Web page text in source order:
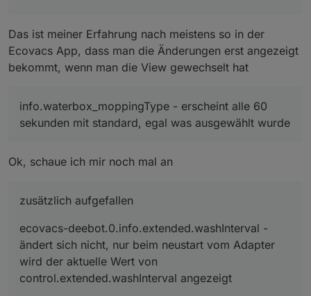
Das ist meiner Erfahrung nach meistens so in der
Ecovacs App, dass man die Änderungen erst angezeigt
bekommt, wenn man die View gewechselt hat
info.waterbox_moppingType - erscheint alle 60
sekunden mit standard, egal was ausgewählt wurde
Ok, schaue ich mir noch mal an
zusätzlich aufgefallen
ecovacs-deebot.0.info.extended.washInterval -
ändert sich nicht, nur beim neustart vom Adapter
wird der aktuelle Wert von
control.extended.washInterval angezeigt